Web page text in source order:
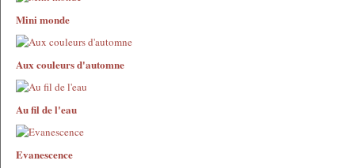
Mini monde
Aux couleurs d'automne
Au fil de l'eau
Evanescence